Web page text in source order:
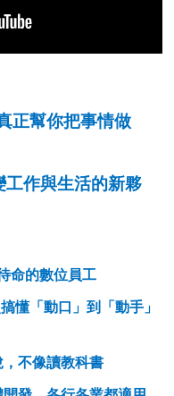
正幫你把事情做
工作與生活的新夥
命的數位員工
懂「動口」到「動手」
不像讀教科書